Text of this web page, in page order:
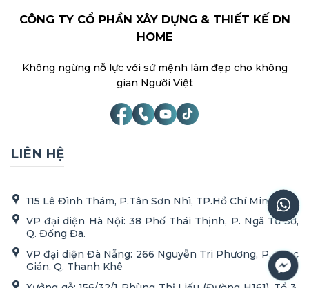
CÔNG TY CỔ PHẦN XÂY DỰNG & THIẾT KẾ DN
HOME
Không ngừng nỗ lực với sứ mệnh làm đẹp cho không
gian Người Việt
LIÊN HỆ
115 Lê Đình Thám, P.Tân Sơn Nhì, TP.Hồ Chí Minh
VP đại diện Hà Nội: 38 Phố Thái Thịnh, P. Ngã Tư Sở,
Q. Đống Đa.
VP đại diện Đà Nẵng: 266 Nguyễn Tri Phương, P. Thạc
Gián, Q. Thanh Khê